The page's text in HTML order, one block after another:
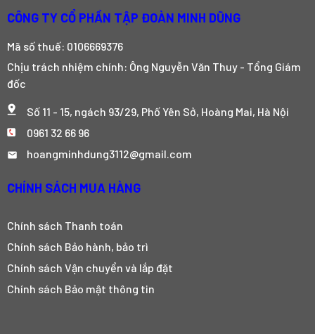
CÔNG TY CỔ PHẦN TẬP ĐOÀN MINH DŨNG
Mã số thuế: 0106669376
Chịu trách nhiệm chính: Ông Nguyễn Văn Thuy - Tổng Giám
đốc
Số 11 - 15, ngách 93/29, Phố Yên Sở, Hoàng Mai, Hà Nội
0961 32 66 96
hoangminhdung3112@gmail.com
CHÍNH SÁCH MUA HÀNG
Chính sách Thanh toán
Chính sách Bảo hành, bảo trì
Chính sách Vận chuyển và lắp đặt
Chính sách Bảo mật thông tin